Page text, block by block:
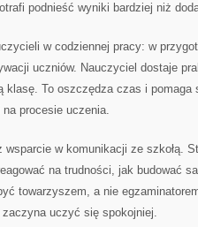
podnieść wyniki bardziej niż
w codziennej pracy: w
uczniów. Nauczyciel dostaje
klasę. To oszczędza czas i
procesie uczenia.
wsparcie w komunikacji ze szkołą.
na trudności, jak budować
towarzyszem, a nie
uczyć się spokojniej.